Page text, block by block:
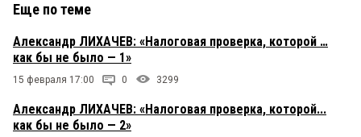
Еще по теме
Александр ЛИХАЧЕВ: «Налоговая проверка, которой …
как бы не было — 1»
15 февраля 17:00 0 3299
Александр ЛИХАЧЕВ: «Налоговая проверка, которой...
как бы не было — 2»